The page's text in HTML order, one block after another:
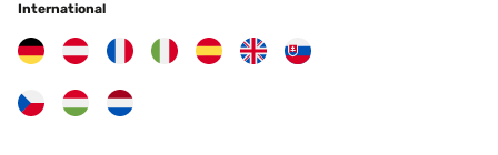
International